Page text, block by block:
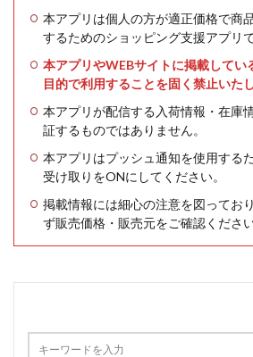
本アプリは個人の方が適正価格で商
するためのショッピング支援アプリで
本アプリやWEBサイトに掲載してい
目的で利用することを固く禁止いたし
本アプリが配信する入荷情報・在庫
証するものではありません。
本アプリはプッシュ通知を使用する
受け取りをONにしてください。
掲載情報には細心の注意を図ってお
ず販売価格・販売元をご確認ください